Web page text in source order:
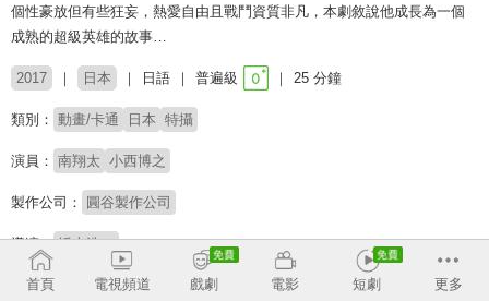
個性豪放但有些狂妄，熱愛自由且戰鬥資質非凡，本劇敘說他成長為一個
成熟的超級英雄的故事…
2017 日本 日語 普遍級 25 分鐘
類別： 動畫/卡通 日本 特攝
演員： 南翔太 小西博之
製作公司： 圓谷製作公司
導演： 坂本浩一
首頁 電視頻道 戲劇 電影 短劇 更多